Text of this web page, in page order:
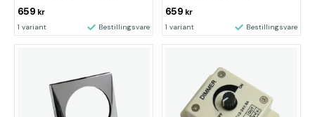
659 kr
1 variant Bestillingsvare
659 kr
1 variant Bestillingsvare